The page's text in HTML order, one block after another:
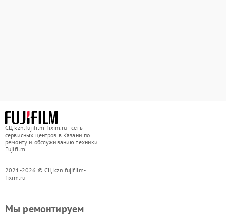
СЦ kzn.fujifilm-fixim.ru - сеть
сервисных центров в Казани по
ремонту и обслуживанию техники
Fujifilm
2021-2026 © СЦ kzn.fujifilm-
fixim.ru
Мы ремонтируем